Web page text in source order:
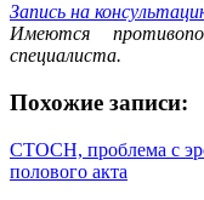
Запись на
Имеются
специалиста.
Похожие записи:
СТОСН, проблема с
полового акта